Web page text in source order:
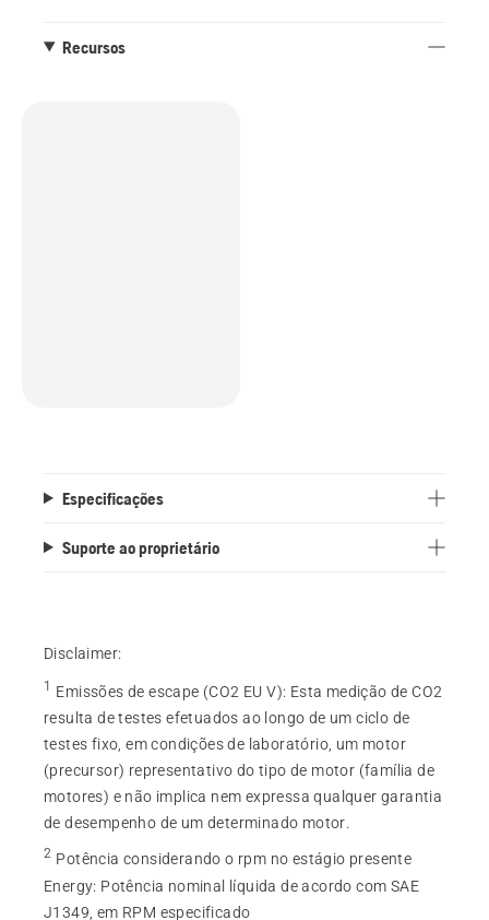
Recursos
Especificações
Suporte ao proprietário
Disclaimer:
1 Emissões de escape (CO2 EU V): Esta medição de CO2
resulta de testes efetuados ao longo de um ciclo de
testes fixo, em condições de laboratório, um motor
(precursor) representativo do tipo de motor (família de
motores) e não implica nem expressa qualquer garantia
de desempenho de um determinado motor.
2 Potência considerando o rpm no estágio presente
Energy: Potência nominal líquida de acordo com SAE
J1349, em RPM especificado